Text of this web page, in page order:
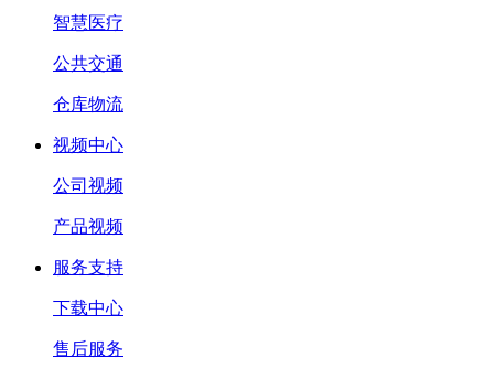
智慧医疗
公共交通
仓库物流
视频中心
公司视频
产品视频
服务支持
下载中心
售后服务